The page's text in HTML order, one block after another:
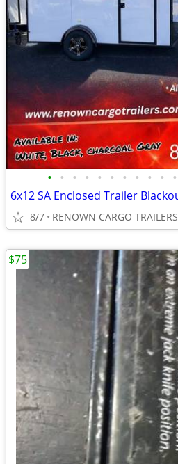
• • • • • • • • • • •
8/7 RENOWN CARGO TRAILERS
$75